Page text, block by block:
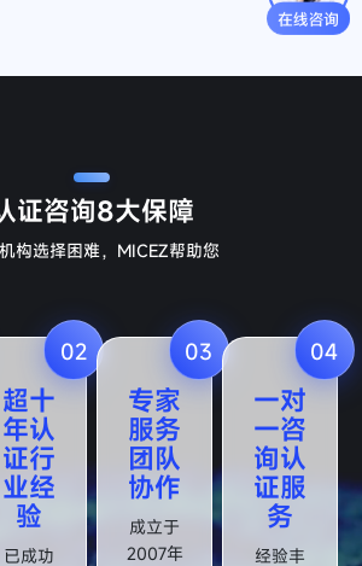
证咨询8大保障
构选择困难，MICEZ帮助您
02
超十
年认
证行
业经
验
已成功
03
专家
服务
团队
协作
成立于
2007年
04
一对
一咨
询认
证服
务
经验丰